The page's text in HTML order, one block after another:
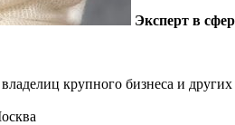
Эксперт в
крупного бизнеса и